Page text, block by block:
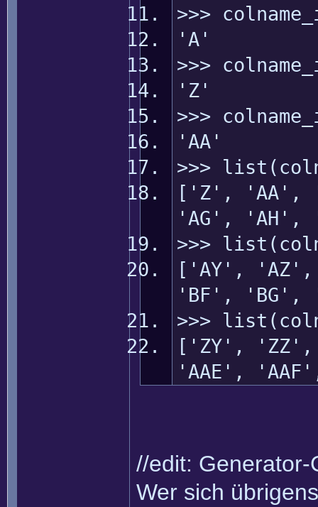
>>>
'A'
>>>
'Z'
>>>
'AA'
>>>
['Z', 'AA',
'AG',
>>>
['AY',
'BF', 'BG',
>>>
['ZY', 'ZZ',
'AAE',
//edit:
Wer sich